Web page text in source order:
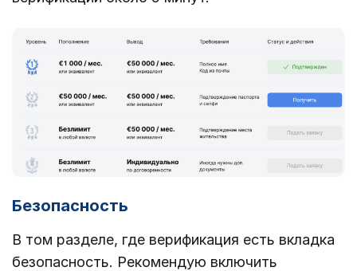
Безопасность
В том разделе, где верификация есть вкладка
безопасность. Рекомендую включить